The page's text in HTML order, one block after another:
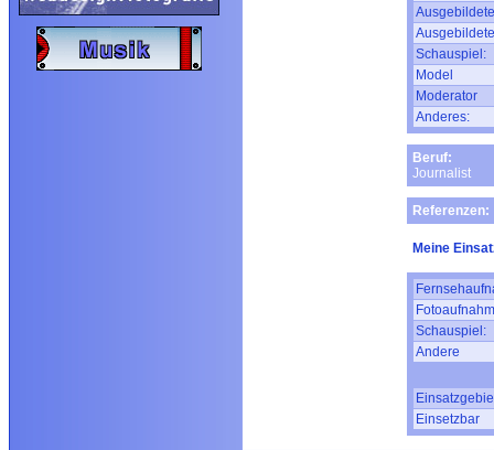
Schauspiel:
Model
Moderator
Anderes:
Beruf:
Journalist
Referenzen:
Meine
Schauspiel:
Andere
Einsetzbar